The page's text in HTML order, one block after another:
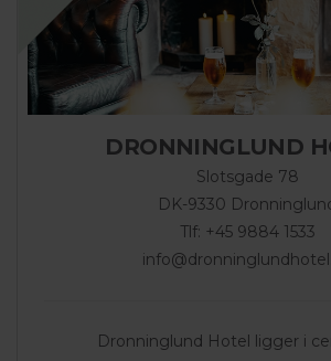
DRONNINGLUND
Slotsgade 78
DK-9330
Tlf: +45 9884 1533
Dronninglund Hotel ligger i